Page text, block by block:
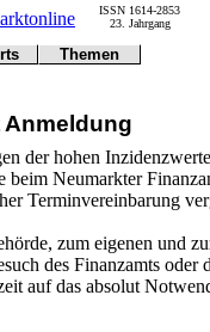
der hohen
beim Neumarkter
Terminvereinbarung
zum eigenen und
des Finanzamts oder
auf das absolut
ISSN 1614-2853
23. Jahrgang
Themen
Gericht
Online
Gesundheit
Tipps
Statistiken
@NM
Freizeit